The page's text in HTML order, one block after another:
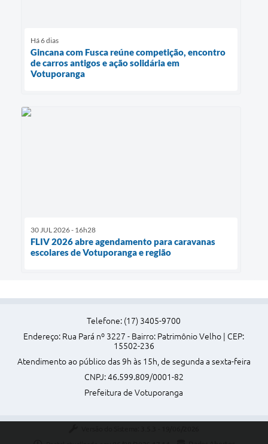
Há 6 dias
Gincana com Fusca reúne competição, encontro
de carros antigos e ação solidária em
Votuporanga
30 JUL 2026 - 16h28
FLIV 2026 abre agendamento para caravanas
escolares de Votuporanga e região
Telefone: (17) 3405-9700
Endereço: Rua Pará nº 3227 - Bairro: Patrimônio Velho | CEP:
15502-236
Atendimento ao público das 9h às 15h, de segunda a sexta-feira
CNPJ: 46.599.809/0001-82
Prefeitura de Votuporanga